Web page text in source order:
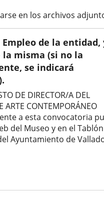
en los archivos
de la entidad,
misma (si no la
se indicará
DE DIRECTOR/A DEL
ARTE CONTEMPORÁNEO
a esta convocatoria
del Museo y en el Tablón
Ayuntamiento de